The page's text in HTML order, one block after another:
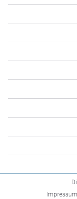
Impressum